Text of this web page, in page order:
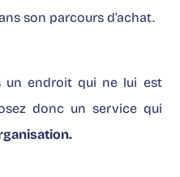
son parcours d’achat.
un endroit qui ne lui est
donc un service qui